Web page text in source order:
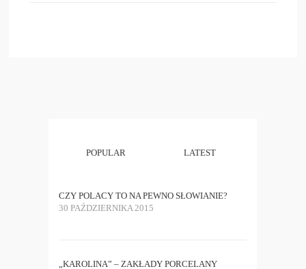
POPULAR LATEST
CZY POLACY TO NA PEWNO SŁOWIANIE?
30 PAŹDZIERNIKA 2015
„KAROLINA” – ZAKŁADY PORCELANY